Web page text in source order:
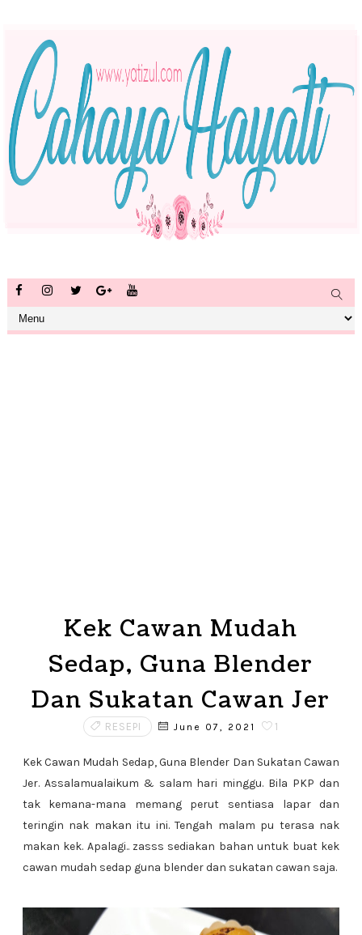
Kek Cawan Mudah
Sedap, Guna Blender
Dan Sukatan Cawan Jer
RESEPI June 07, 2021 1
Kek Cawan Mudah Sedap, Guna Blender Dan Sukatan Cawan
Jer. Assalamualaikum & salam hari minggu. Bila PKP dan
tak kemana-mana memang perut sentiasa lapar dan
teringin nak makan itu ini. Tengah malam pu terasa nak
makan kek. Apalagi.. zasss sediakan bahan untuk buat kek
cawan mudah sedap guna blender dan sukatan cawan saja.